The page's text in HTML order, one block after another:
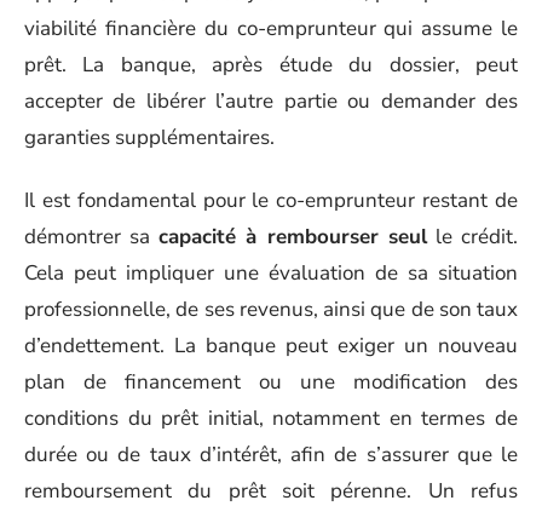
viabilité financière du co-emprunteur qui assume le
prêt. La banque, après étude du dossier, peut
accepter de libérer l’autre partie ou demander des
garanties supplémentaires.
Il est fondamental pour le co-emprunteur restant de
démontrer sacapacité à rembourser seulle crédit.
Cela peut impliquer une évaluation de sa situation
professionnelle, de ses revenus, ainsi que de son taux
d’endettement. La banque peut exiger un nouveau
plan de financement ou une modification des
conditions du prêt initial, notamment en termes de
durée ou de taux d’intérêt, afin de s’assurer que le
remboursement du prêt soit pérenne. Un refus